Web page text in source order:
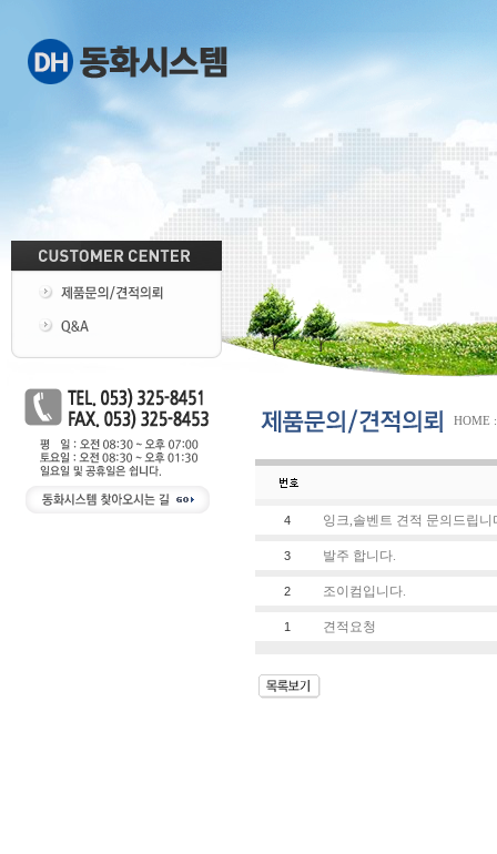
HOME :
4 잉크,솔벤트 견적 문의드립
3 발주 합니다.
2 조이컴입니다.
1 견적요청